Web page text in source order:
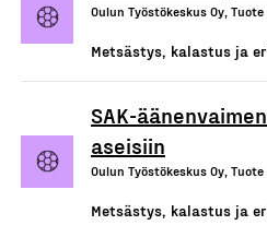
Oulun Työstökeskus Oy, Tuote
Metsästys, kalastus ja
SAK-
aseisiin
Oulun Työstökeskus Oy, Tuote
Metsästys, kalastus ja